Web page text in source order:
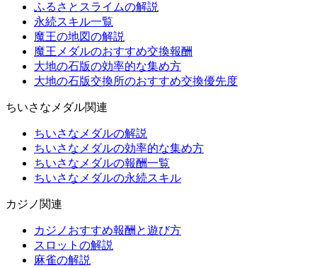
ふるさとスライムの解説
永続スキル一覧
魔王の地図の解説
魔王メダルのおすすめ交換報酬
大地の石版の効率的な集め方
大地の石版交換所のおすすめ交換優先度
ちいさなメダル関連
ちいさなメダルの解説
ちいさなメダルの効率的な集め方
ちいさなメダルの報酬一覧
ちいさなメダルの永続スキル
カジノ関連
カジノおすすめ報酬と遊び方
スロットの解説
麻雀の解説